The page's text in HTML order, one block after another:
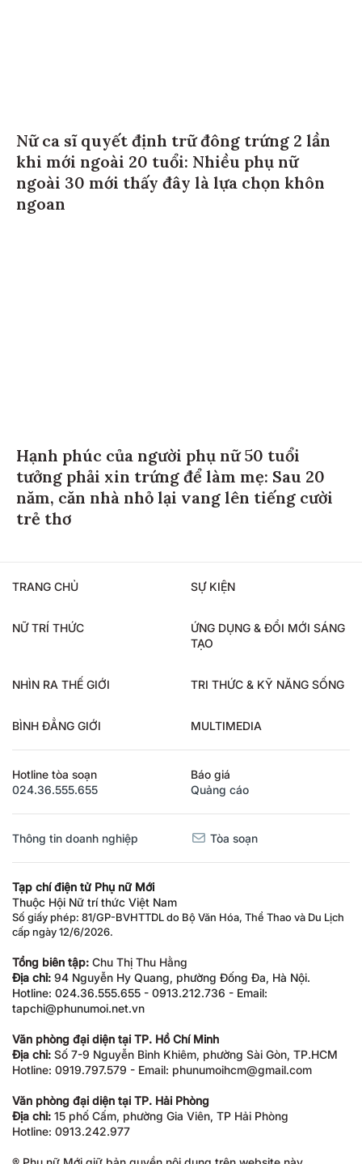
Nữ ca sĩ quyết định trữ đông trứng 2 lần
khi mới ngoài 20 tuổi: Nhiều phụ nữ
ngoài 30 mới thấy đây là lựa chọn khôn
ngoan
Hạnh phúc của người phụ nữ 50 tuổi
tưởng phải xin trứng để làm mẹ: Sau 20
năm, căn nhà nhỏ lại vang lên tiếng cười
trẻ thơ
TRANG CHỦ SỰ KIỆN
NỮ TRÍ THỨC
ỨNG DỤNG & ĐỔI MỚI SÁNG
TẠO
NHÌN RA THẾ GIỚI TRI THỨC & KỸ NĂNG SỐNG
BÌNH ĐẲNG GIỚI MULTIMEDIA
Hotline tòa soạn
024.36.555.655
Báo giá
Quảng cáo
Thông tin doanh nghiệp Tòa soạn
Tạp chí điện tử Phụ nữ Mới
Thuộc Hội Nữ trí thức Việt Nam
Số giấy phép: 81/GP-BVHTTDL do Bộ Văn Hóa, Thể Thao và Du Lịch
cấp ngày 12/6/2026.
Tổng biên tập: Chu Thị Thu Hằng
Địa chỉ: 94 Nguyễn Hy Quang, phường Đống Đa, Hà Nội.
Hotline: 024.36.555.655 - 0913.212.736 - Email:
tapchi@phunumoi.net.vn
Văn phòng đại diện tại TP. Hồ Chí Minh
Địa chỉ: Số 7-9 Nguyễn Bỉnh Khiêm, phường Sài Gòn, TP.HCM
Hotline: 0919.797.579 - Email: phunumoihcm@gmail.com
Văn phòng đại diện tại TP. Hải Phòng
Địa chỉ: 15 phố Cấm, phường Gia Viên, TP Hải Phòng
Hotline: 0913.242.977